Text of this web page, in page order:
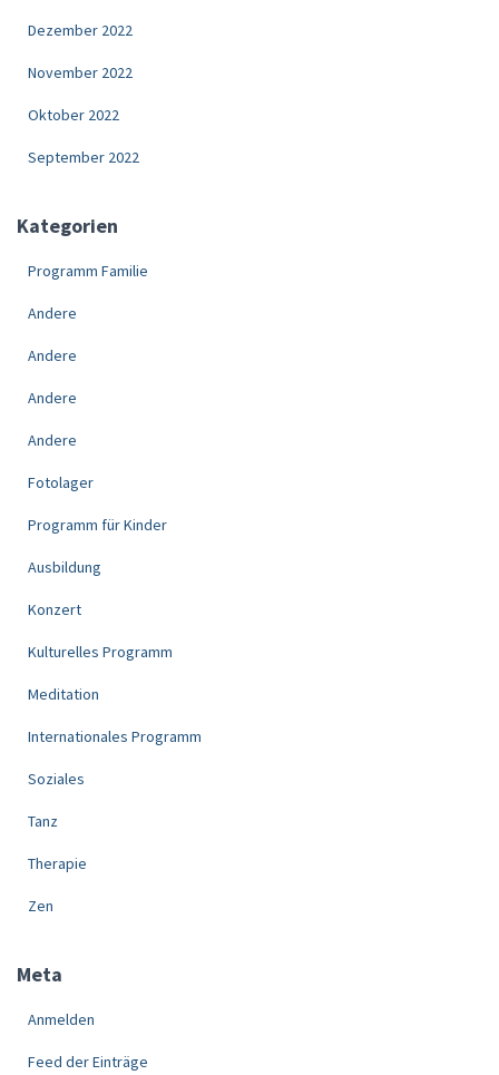
Dezember 2022
November 2022
Oktober 2022
September 2022
Kategorien
Programm Familie
Andere
Andere
Andere
Andere
Fotolager
Programm für Kinder
Ausbildung
Konzert
Kulturelles Programm
Meditation
Internationales Programm
Soziales
Tanz
Therapie
Zen
Meta
Anmelden
Feed der Einträge